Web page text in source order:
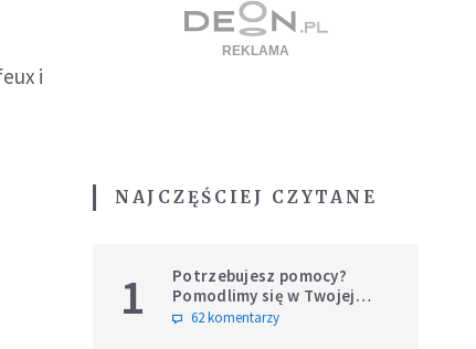
i
NAJCZĘŚCIEJ CZYTANE
1
Potrzebujesz pomocy?
Pomodlimy się w Twojej
intencji
62 komentarzy